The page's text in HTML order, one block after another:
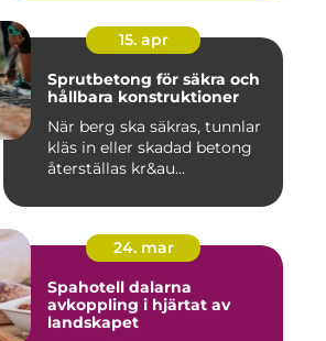
15. apr
Sprutbetong för säkra och
hållbara konstruktioner
När berg ska säkras, tunnlar
kläs in eller skadad betong
återställas kr&au...
24. mar
Spahotell dalarna
avkoppling i hjärtat av
landskapet